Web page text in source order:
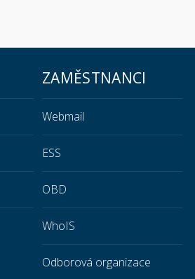
ZAMĚSTNANCI
Webmail
ESS
OBD
WhoIS
Odborová organizace